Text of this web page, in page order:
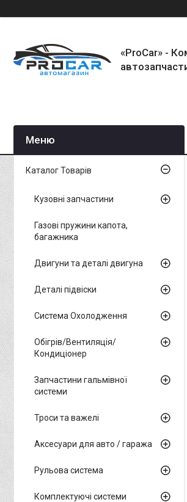
«ProCar» -
Каталог Товарів
Кузовні запчастини
Газові пружини капота,
багажника
Двигуни та деталі двигуна
Деталі підвіски
Система Охолодження
Обігрів/Вентиляція/
Кондиціонер
Запчастини гальмівної
системи
Троси та важелі
Аксесуари для авто / гаража
Рульова система
Комплектуючі системи